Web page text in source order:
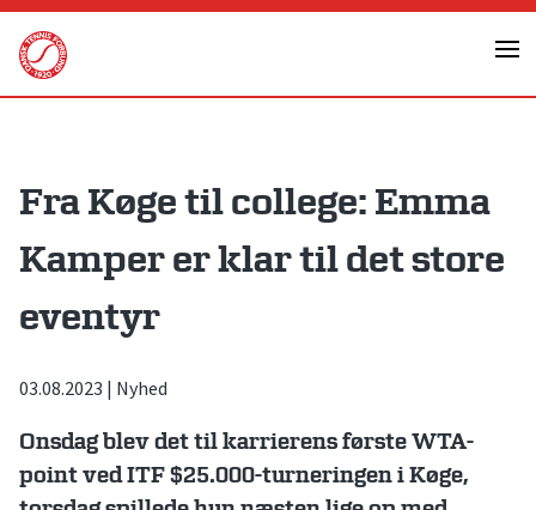
Skip
content
Fra Køge til college: Emma
Kamper er klar til det store
eventyr
03.08.2023 | Nyhed
Onsdag blev det til karrierens første WTA-
point ved ITF $25.000-turneringen i Køge,